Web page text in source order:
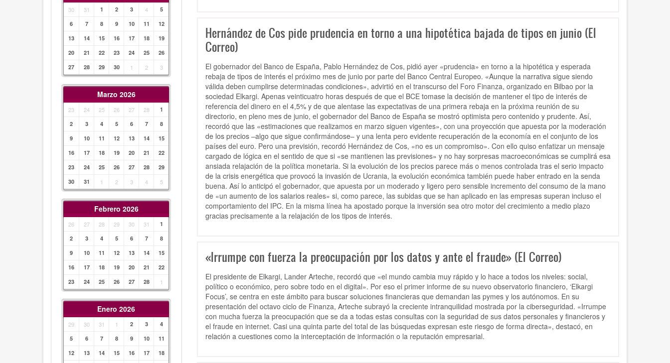
30 31 1 2 3 4
5
6
7 8 9 10 11
12
13
14 15 16 17 18
19
20
21 22 23 24 25
26
27
28 29 30 1 2 3
Marzo 2026
23 24 25 26 27 28
1
2
3 4 5 6 7
8
9
10 11 12 13 14
15
16
17 18 19 20 21
22
23
24 25 26 27 28
29
30
31 1 2 3 4 5
Febrero 2026
26 27 28 29 30 31
1
2
3 4 5 6 7
8
9
10 11 12 13 14
15
16
17 18 19 20 21
22
23
24 25 26 27 28 1
Enero 2026
29 30 31 1 2 3
4
5
6 7 8 9 10
11
12
13 14 15 16 17
18
Hernández de Cos pide prudencia en torno a una hipotética bajada de tipos en junio (El
Correo)
El gobernador del Banco de España, Pablo Hernández de Cos, pidió ayer «prudencia» en torno a la hipotética y esperada
rebaja de tipos de interés el próximo mes de junio por parte del Banco Central Europeo. «Aunque la narrativa sigue siendo
válida deben cumplirse determinadas condiciones», advirtió en el transcurso del Foro Finanza, organizado en Bilbao por la
sociedad Elkargi. Apenas veinticuatro horas después de que el BCE tomase la decisión de mantener el tipo de interés de
referencia del dinero en el 4,5% y de que alentase las expectativas de una primera rebaja en la próxima reunión de su
directorio, en pleno mes de junio, el gobernador del Banco de España se mostró optimista pero contenido y prudente. Así,
recordó que las «estimaciones que realizamos en marzo siguen vigentes», con una proyección que apuesta por la moderación
de los precios –algo que sigue confirmándose– y una lenta pero evidente recuperación de la economía en el conjunto de los
países del euro. Pero una previsión, recordó Hernández de Cos, «no es un compromiso». Con ello quiso enfatizar un mensaje
cargado de lógica en el sentido de que si «se mantienen las previsiones» y no hay sorpresas macroeconómicas se cumplirá esa
ansiada relajación de la política monetaria. Si la evolución de los precios parece más o menos controlada tras el serio impacto
de la crisis energética que provocó la invasión de Ucrania, la evolución económica también puede haber entrado en la senda
buena. Así lo anticipó el gobernador, que apuesta por un moderado y ligero pero sensible incremento del consumo de la mano
de «un aumento de los salarios reales» si, como parece, las subidas que se han aplicado en las empresas superan incluso el
comportamiento del IPC. En la misma línea ha apostado porque la inversión sea otro motor del crecimiento a medio plazo
gracias precisamente a la relajación de los tipos de interés.
«Irrumpe con fuerza la preocupación por los datos y ante el fraude» (El Correo)
El presidente de Elkargi, Lander Arteche, recordó que «el mundo cambia muy rápido y lo hace a todos los niveles: social,
político o económico, pero sobre todo en el digital». Por eso el primer informe de su nuevo observatorio financiero, ‘Elkargi
Focus’, se centra en este ámbito para buscar soluciones financieras que demandan las pymes y los autónomos. En su
presentación del octavo ciclo de Finanza, Arteche subrayó la creciente intranquilidad mostrada por la ciberseguridad. «Irrumpe
con mucha fuerza la preocupación que se da a todas estas consultas con la seguridad de sus datos personales y financieros y
el fraude en internet. Casi una quinta parte del total de las búsquedas expresan este riesgo de forma directa», destacó, en
relación a cuestiones como la interceptación de información o la reputación empresarial.